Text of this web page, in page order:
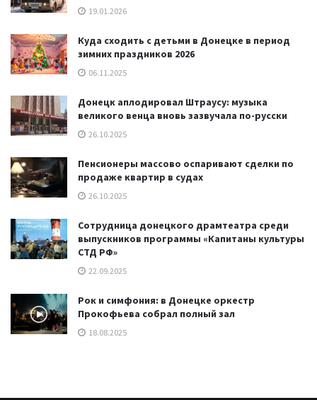
19.01.2026
Куда сходить с детьми в Донецке в период
зимних праздников 2026
06.11.2025
Донецк аплодировал Штраусу: музыка
великого венца вновь зазвучала по-русски
26.10.2025
Пенсионеры массово оспаривают сделки по
продаже квартир в судах
26.10.2025
Сотрудница донецкого драмтеатра среди
выпускников программы «Капитаны культуры
СТД РФ»
22.09.2025
Рок и симфония: в Донецке оркестр
Прокофьева собрал полный зал
18.08.2025